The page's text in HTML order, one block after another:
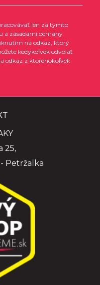
len za týmto
a zásadami ochrany
na odkaz, ktorý
kedykoľvek odvolať
odkaz z ktoréhokoľvek
25,
Petržalka